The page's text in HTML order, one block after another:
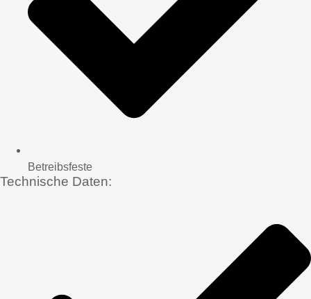
Betreibsfeste
Technische Daten: